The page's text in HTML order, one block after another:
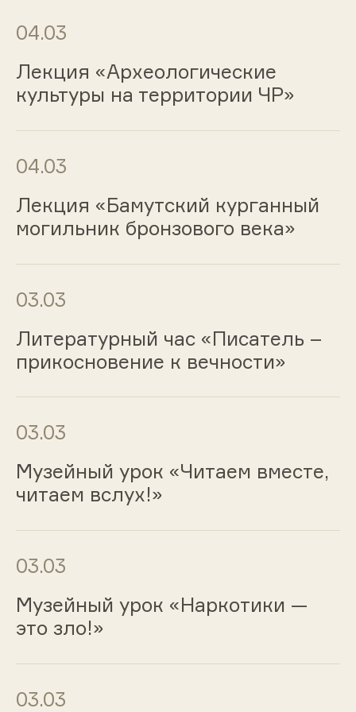
04.03
Лекция «Археологические
культуры на территории ЧР»
04.03
Лекция «Бамутский курганный
могильник бронзового века»
03.03
Литературный час «Писатель –
прикосновение к вечности»
03.03
Музейный урок «Читаем вместе,
читаем вслух!»
03.03
Музейный урок «Наркотики —
это зло!»
03.03